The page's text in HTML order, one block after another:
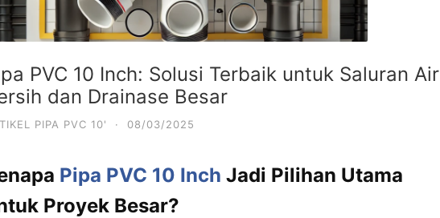
PVC 10 Inch: Solusi Terbaik untuk Saluran Air
dan Drainase Besar
PIPA PVC 10' · 08/03/2025
Pipa PVC 10 Inch Jadi Pilihan Utama
Proyek Besar?